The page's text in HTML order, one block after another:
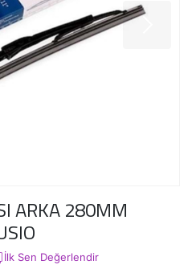
ARKA 280MM
İlk Sen Değerlendir